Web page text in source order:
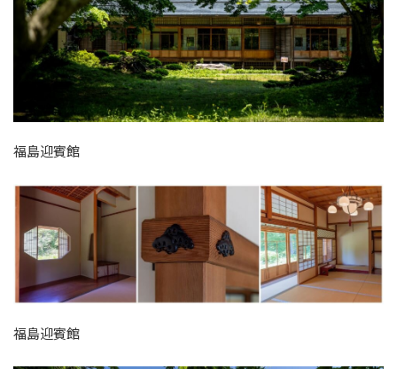
福島迎賓館
福島迎賓館